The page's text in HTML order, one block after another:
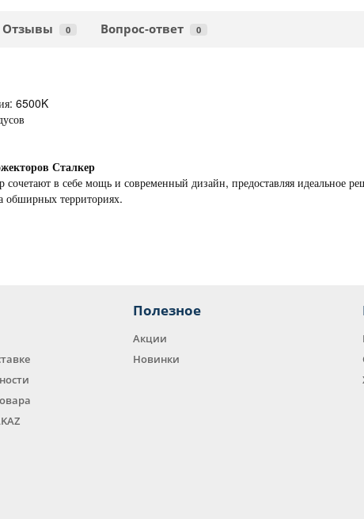
Отзывы 0 Вопрос-ответ 0
6500K
Сталкер
в себе мощь и современный дизайн, предоставляя идеальное
обширных территориях.
Полезное
Акции
Новинки